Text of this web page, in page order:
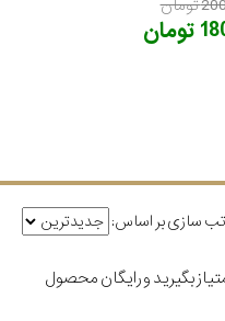
سازی بر اساس:
بگیرید و رایگان محصول